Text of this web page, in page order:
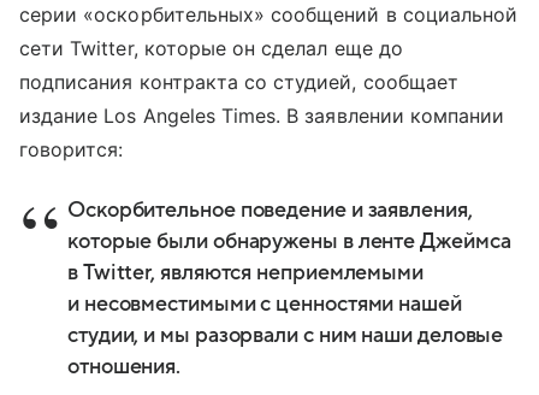
серии «оскорбительных» сообщений в социальной
сети Twitter, которые он сделал еще до
подписания контракта со студией, сообщает
издание Los Angeles Times. В заявлении компании
говорится:
Оскорбительное поведение и заявления,
которые были обнаружены в ленте Джеймса
в Twitter, являются неприемлемыми
и несовместимыми с ценностями нашей
студии, и мы разорвали с ним наши деловые
отношения.